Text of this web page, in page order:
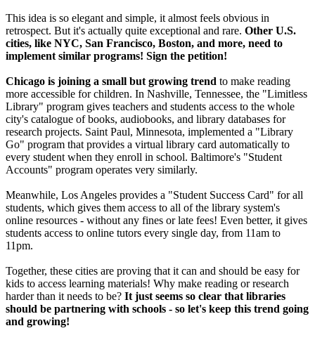
This idea is so elegant and simple, it almost feels obvious in
retrospect. But it's actually quite exceptional and rare. Other U.S.
cities, like NYC, San Francisco, Boston, and more, need to
implement similar programs! Sign the petition!
Chicago is joining a small but growing trend to make reading
more accessible for children. In Nashville, Tennessee, the "Limitless
Library" program gives teachers and students access to the whole
city's catalogue of books, audiobooks, and library databases for
research projects. Saint Paul, Minnesota, implemented a "Library
Go" program that provides a virtual library card automatically to
every student when they enroll in school. Baltimore's "Student
Accounts" program operates very similarly.
Meanwhile, Los Angeles provides a "Student Success Card" for all
students, which gives them access to all of the library system's
online resources - without any fines or late fees! Even better, it gives
students access to online tutors every single day, from 11am to
11pm.
Together, these cities are proving that it can and should be easy for
kids to access learning materials! Why make reading or research
harder than it needs to be? It just seems so clear that libraries
should be partnering with schools - so let's keep this trend going
and growing!